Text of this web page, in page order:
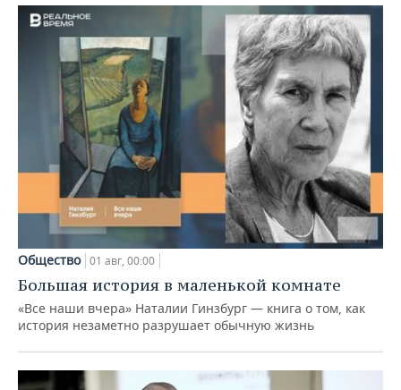
Общество 01 авг, 00:00
Большая история в маленькой комнате
«Все наши вчера» Наталии Гинзбург — книга о том, как
история незаметно разрушает обычную жизнь